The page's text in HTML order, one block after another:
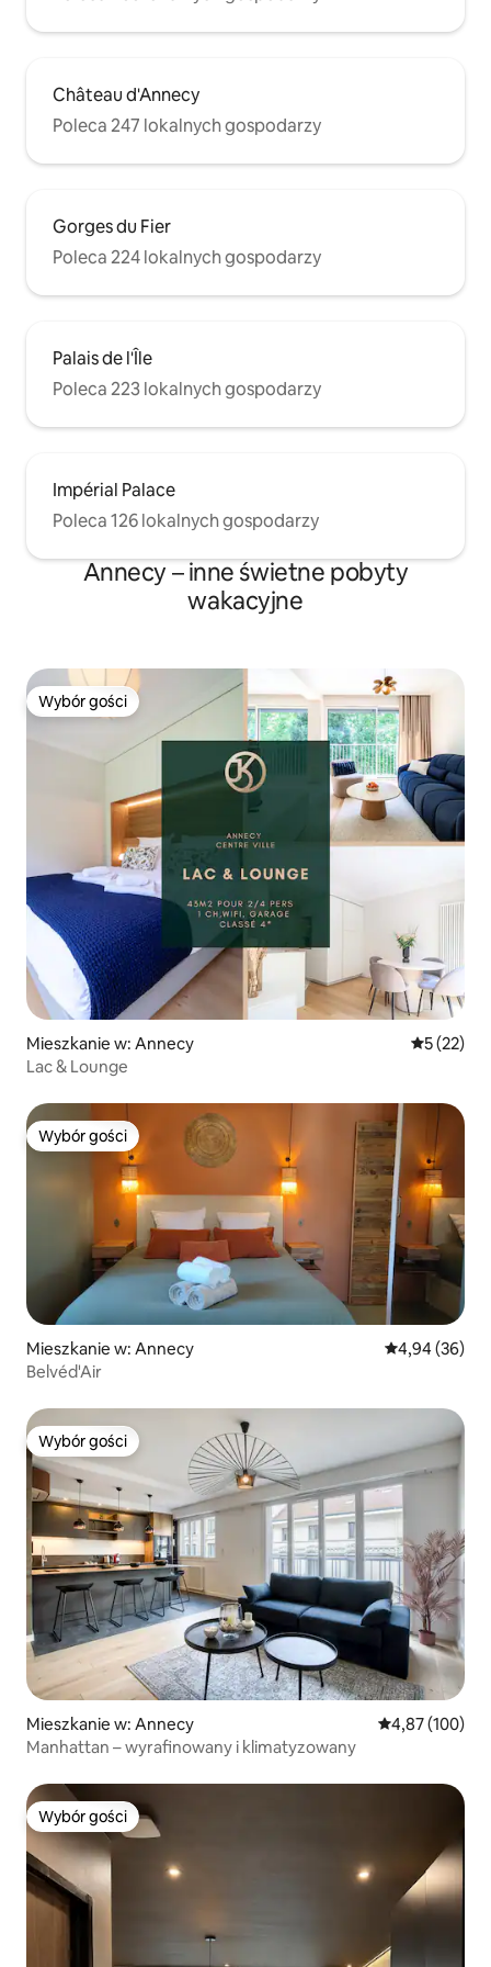
Château d'Annecy
Poleca 247 lokalnych gospodarzy
Gorges du Fier
Poleca 224 lokalnych gospodarzy
Palais de l'Île
Poleca 223 lokalnych gospodarzy
Impérial Palace
Poleca 126 lokalnych gospodarzy
Annecy – inne świetne pobyty
wakacyjne
Wybór gości
Wybór gości
Mieszkanie w: Annecy Średnia
5 (22)
Lac & Lounge
Wybór gości
Wybór gości
Mieszkanie w: Annecy Średnia
4,94 (36)
Belvéd'Air
Wybór gości
Wybór gości
Mieszkanie w: Annecy Średnia
4,87 (100)
Manhattan – wyrafinowany i klimatyzowany
Wybór gości
Wybór gości